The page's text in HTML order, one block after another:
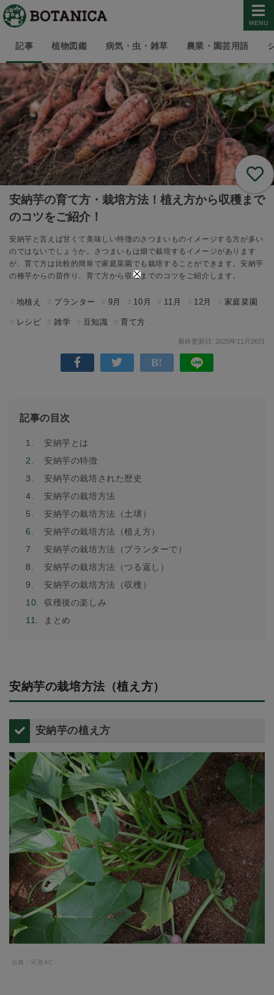
MENU
記事 植物図鑑 病気・虫・雑草 農業・園芸用語
安納芋の育て方・栽培方法！植え方から収穫まで
のコツをご紹介！
安納芋と言えば甘くて美味しい特徴のさつまいものイメージする方が多い
のではないでしょうか。さつまいもは畑で栽培するイメージがあります
が、育て方は比較的簡単で家庭菜園でも栽培することができます。安納芋
の種芋からの苗作り、育て方から収穫までのコツをご紹介します。
地植え プランター 9月 10月 11月 12月 家庭菜園
レシピ 雑学 豆知識 育て方
最終更新日: 2020年11月26日
記事の目次
1.
安納芋とは
2.
安納芋の特徴
3.
安納芋の栽培された歴史
4.
安納芋の栽培方法
5.
安納芋の栽培方法（土壌）
6.
安納芋の栽培方法（植え方）
7.
安納芋の栽培方法（プランターで）
8.
安納芋の栽培方法（つる返し）
9.
安納芋の栽培方法（収穫）
10.
収穫後の楽しみ
11.
まとめ
安納芋の栽培方法（植え方）
安納芋の植え方
出典：写真AC